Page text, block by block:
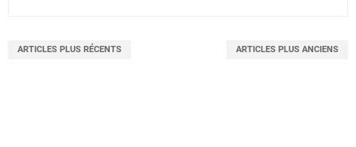
ARTICLES PLUS RÉCENTS ARTICLES PLUS ANCIENS